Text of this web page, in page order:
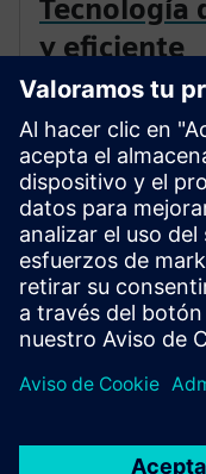
Tecnología
y eficiente
Las salas blancas
contaminación,
operaciones
personas y los
proporcionan
sus requisitos